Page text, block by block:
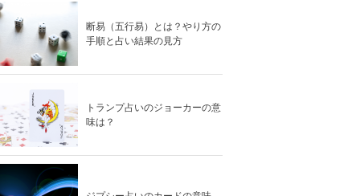
断易（五行易）とは？やり方の
手順と占い結果の見方
トランプ占いのジョーカーの意
味は？